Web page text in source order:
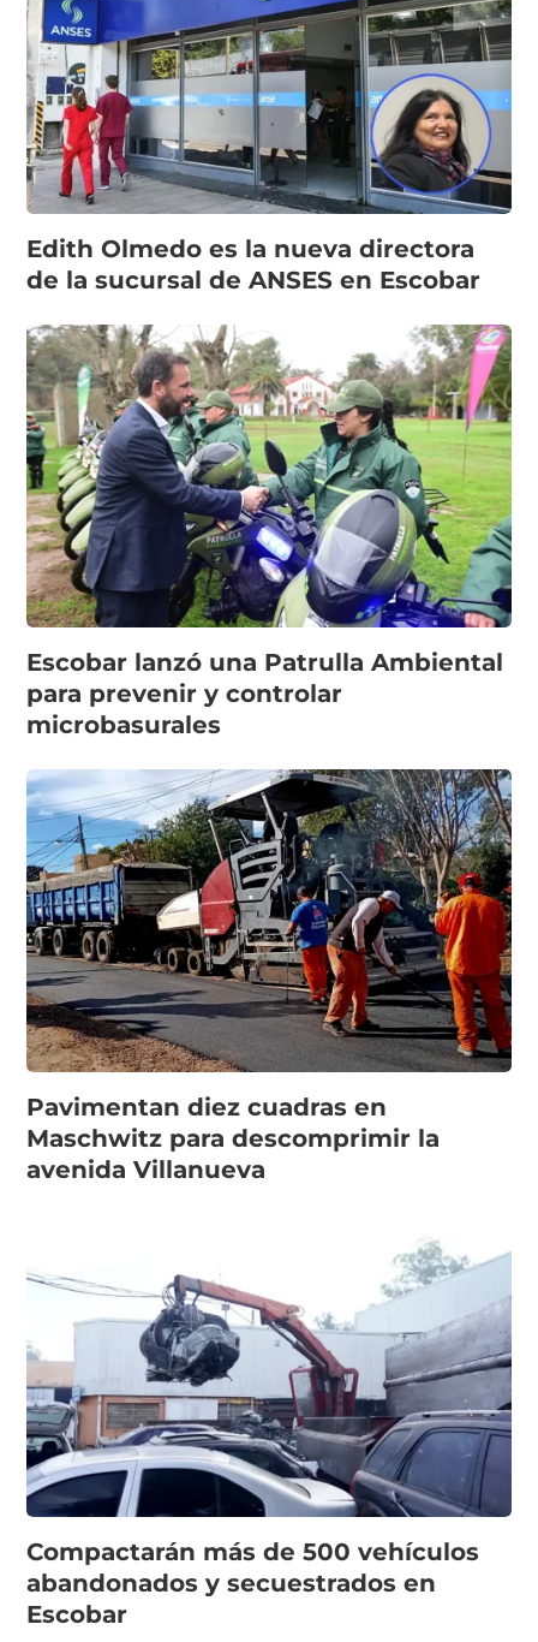
Edith Olmedo es la nueva directora
de la sucursal de ANSES en Escobar
Escobar lanzó una Patrulla Ambiental
para prevenir y controlar
microbasurales
Pavimentan diez cuadras en
Maschwitz para descomprimir la
avenida Villanueva
Compactarán más de 500 vehículos
abandonados y secuestrados en
Escobar